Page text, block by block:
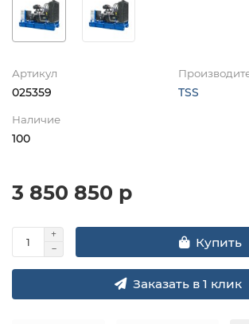
Артикул
025359 TSS
Наличие
100
3 850 850 р
Купить
Заказать в 1 клик